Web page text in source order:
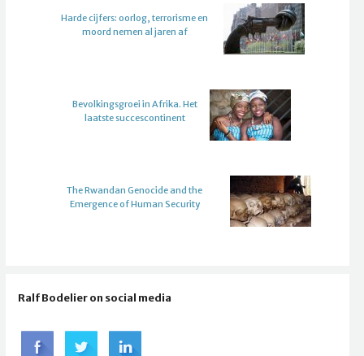
Harde cijfers: oorlog, terrorisme en
moord nemen al jaren af
Bevolkingsgroei in Afrika. Het
laatste succescontinent
The Rwandan Genocide and the
Emergence of Human Security
Ralf Bodelier on social media